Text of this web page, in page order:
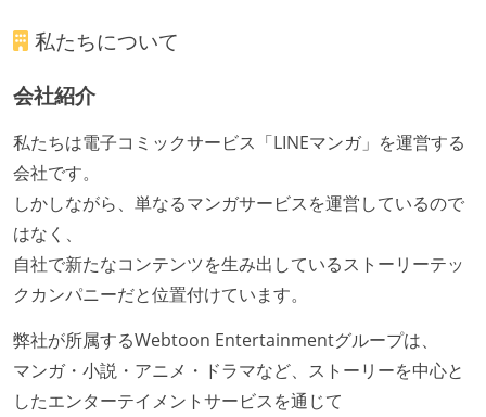
私たちについて
会社紹介
私たちは電子コミックサービス「LINEマンガ」を運営する
会社です。
しかしながら、単なるマンガサービスを運営しているので
はなく、
自社で新たなコンテンツを生み出しているストーリーテッ
クカンパニーだと位置付けています。
弊社が所属するWebtoon Entertainmentグループは、
マンガ・小説・アニメ・ドラマなど、ストーリーを中心と
したエンターテイメントサービスを通じて